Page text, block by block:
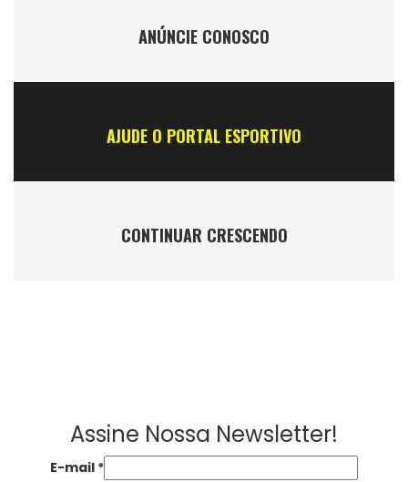
ANÚNCIE CONOSCO
AJUDE O PORTAL ESPORTIVO
CONTINUAR CRESCENDO
Assine Nossa Newsletter!
E-mail *